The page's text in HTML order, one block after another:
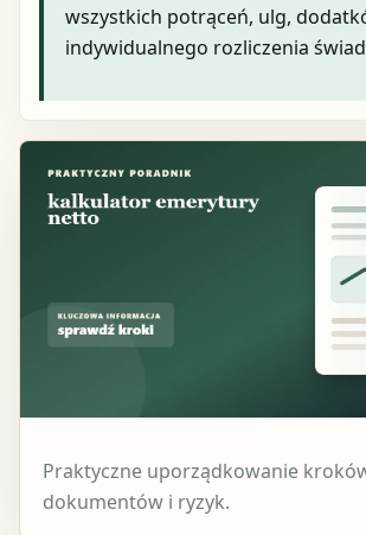
wszystkich potrąceń, ulg,
indywidualnego rozliczenia
Praktyczne uporządkowanie
dokumentów i ryzyk.